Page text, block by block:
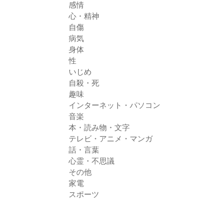
感情
心・精神
自傷
病気
身体
性
いじめ
自殺・死
趣味
インターネット・パソコン
音楽
本・読み物・文字
テレビ・アニメ・マンガ
話・言葉
心霊・不思議
その他
家電
スポーツ